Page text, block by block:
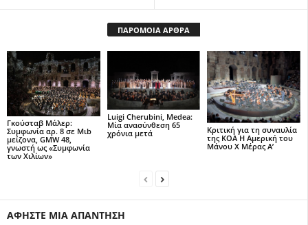
ΠΑΡΟΜΟΙΑ ΑΡΘΡΑ
Γκούσταβ Μάλερ:
Συμφωνία αρ. 8 σε Μιb
μείζονα, GMW 48,
γνωστή ως «Συμφωνία
των Χιλίων»
Luigi Cherubini, Medea:
Μία ανασύνθεση 65
χρόνια μετά
Κριτική για τη συναυλία
της ΚΟΑ Η Αμερική του
Μάνου Χ Μέρας Α’
ΑΦΗΣΤΕ ΜΙΑ ΑΠΑΝΤΗΣΗ